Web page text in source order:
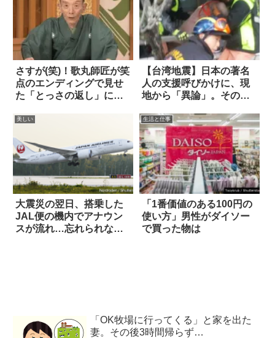
さすが(笑)！歌丸師匠が笑
点のエンディングで見せ
た「とっさの返し」に大
【台湾地震】日本の著名
人の支援呼びかけに、現
地から「異論」。その内
美しい
大震災の翌日、搭乗した
JAL便の機内でアナウン
スが流れ…忘れられない
生活と仕事
「1番価値のある100円の
使い方」男性がダイソー
で買った物は
「OK牧場に行ってくる」と家を出た
妻。その後3時間帰らず…